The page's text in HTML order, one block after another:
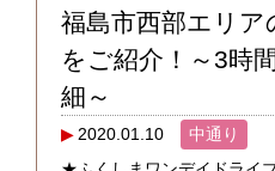
福島市西部エリア
をご紹介！～3時
細～
2020.01.10
中通り